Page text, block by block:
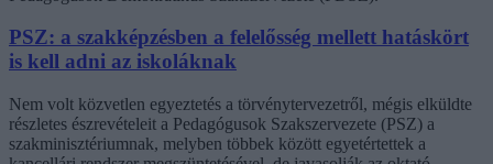
PSZ: a szakképzésben a felelősség mellett hatáskört
is kell adni az iskoláknak
Nem volt közvetlen egyeztetés a törvénytervezetről, mégis elküldte
részletes észrevételeit a Pedagógusok Szakszervezete (PSZ) a
szakminisztériumnak, melyben többek között egyetértettek a